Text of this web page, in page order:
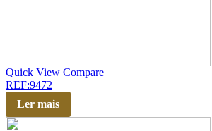
Quick View Compare
REF:9472
Ler mais